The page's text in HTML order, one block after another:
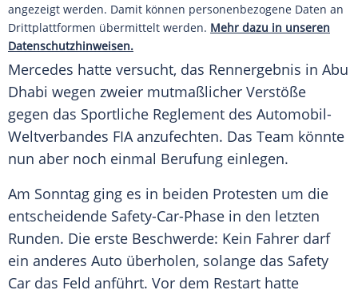
angezeigt werden. Damit können personenbezogene Daten an
Drittplattformen übermittelt werden. Mehr dazu in unseren
Datenschutzhinweisen.
Mercedes hatte versucht, das Rennergebnis in Abu
Dhabi wegen zweier mutmaßlicher Verstöße
gegen das Sportliche Reglement des Automobil-
Weltverbandes FIA anzufechten. Das Team könnte
nun aber noch einmal Berufung einlegen.
Am Sonntag ging es in beiden Protesten um die
entscheidende Safety-Car-Phase in den letzten
Runden. Die erste Beschwerde: Kein Fahrer darf
ein anderes Auto überholen, solange das Safety
Car das Feld anführt. Vor dem Restart hatte